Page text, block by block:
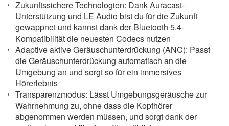
Zukunftssichere Technologien: Dank Auracast-
Unterstützung und LE Audio bist du für die Zukunft
gewappnet und kannst dank der Bluetooth 5.4-
Kompatibilität die neuesten Codecs nutzen
Adaptive aktive Geräuschunterdrückung (ANC): Passt
die Geräuschunterdrückung automatisch an die
Umgebung an und sorgt so für ein immersives
Hörerlebnis
Transparenzmodus: Lässt Umgebungsgeräusche zur
Wahrnehmung zu, ohne dass die Kopfhörer
abgenommen werden müssen, und sorgt dank der